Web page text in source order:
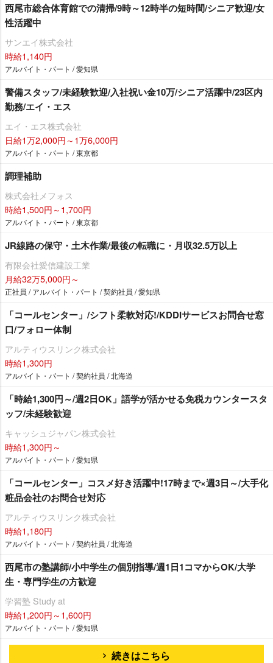
西尾市総合体育館での清掃/9時～12時半の短時間/シニア歓迎/女
性活躍中
サンエイ株式会社
時給1,140円
アルバイト・パート / 愛知県
警備スタッフ/未経験歓迎/入社祝い金10万/シニア活躍中/23区内
勤務/エイ・エス
エイ・エス株式会社
日給1万2,000円～1万6,000円
アルバイト・パート / 東京都
調理補助
株式会社メフォス
時給1,500円～1,700円
アルバイト・パート / 東京都
JR線路の保守・土木作業/最後の転職に・月収32.5万以上
有限会社愛信建設工業
月給32万5,000円～
正社員 / アルバイト・パート / 契約社員 / 愛知県
「コールセンター」/シフト柔軟対応!/KDDIサービスお問合せ窓
口/フォロー体制
アルティウスリンク株式会社
時給1,300円
アルバイト・パート / 契約社員 / 北海道
「時給1,300円～/週2日OK」語学が活かせる免税カウンタースタ
ッフ/未経験歓迎
キャッシュジャパン株式会社
時給1,300円～
アルバイト・パート / 愛知県
「コールセンター」コスメ好き活躍中!17時まで×週3日～/大手化
粧品会社のお問合せ対応
アルティウスリンク株式会社
時給1,180円
アルバイト・パート / 契約社員 / 北海道
西尾市の塾講師/小中学生の個別指導/週1日1コマからOK/大学
生・専門学生の方歓迎
学習塾 Study at
時給1,200円～1,600円
アルバイト・パート / 愛知県
続きはこちら